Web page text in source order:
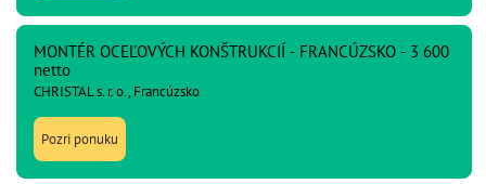
MONTÉR OCEĽOVÝCH KONŠTRUKCIÍ - FRANCÚZSKO - 3 600
netto
CHRISTAL s. r. o., Francúzsko
Pozri ponuku